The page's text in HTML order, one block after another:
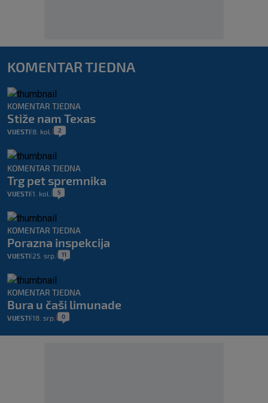
KOMENTAR TJEDNA
KOMENTAR TJEDNA
Stiže nam Texas
VIJESTI 8. kol. 2
KOMENTAR TJEDNA
Trg pet spremnika
VIJESTI 1. kol. 5
KOMENTAR TJEDNA
Porazna inspekcija
VIJESTI 25. srp. 11
KOMENTAR TJEDNA
Bura u čaši limunade
VIJESTI 18. srp. 0